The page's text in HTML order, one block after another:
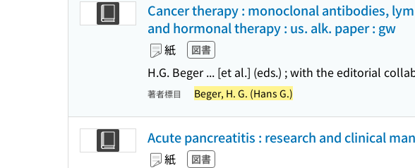
Cancer therapy : monoclonal antibodies,
and hormonal therapy : us. alk. paper : gw
紙 図書
H.G. Beger ... [et al.] (eds.) ; with the editorial
著者標目 Beger, H. G. (Hans G.)
Acute pancreatitis : research and clinical
紙 図書